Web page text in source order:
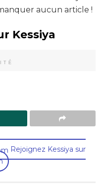
aucun article !
Kessiya
Rejoignez Kessiya sur